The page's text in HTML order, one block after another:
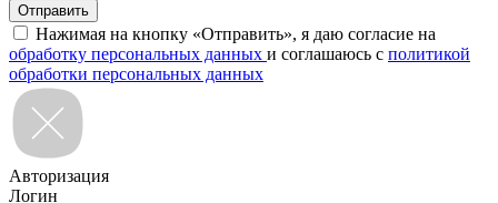
Нажимая на кнопку «Отправить», я даю согласие на
обработку персональных данных и соглашаюсь с политикой
обработки персональных данных
Авторизация
Логин